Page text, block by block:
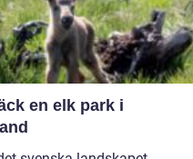
en elk park i